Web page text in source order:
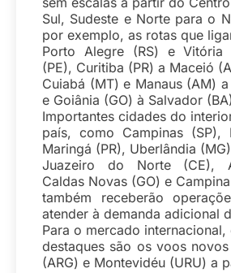
Sul, Sudeste e Norte para o
por exemplo, as rotas que
Porto Alegre (RS) e Vitória
(PE), Curitiba (PR) a Maceió
Cuiabá (MT) e Manaus (AM)
e Goiânia (GO) à Salvador
Importantes cidades do
país, como Campinas (SP),
Maringá (PR), Uberlândia
Juazeiro do Norte (CE),
Caldas Novas (GO) e
também receberão
atender à demanda adicional
Para o mercado internacional,
destaques são os voos
(ARG) e Montevidéu (URU) a